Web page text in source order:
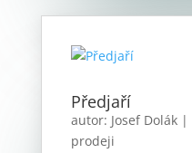
Předjaří
autor: Josef Dolák|
prodeji